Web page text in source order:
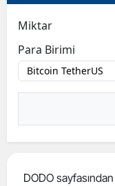
Miktar
Para Birimi
DODO